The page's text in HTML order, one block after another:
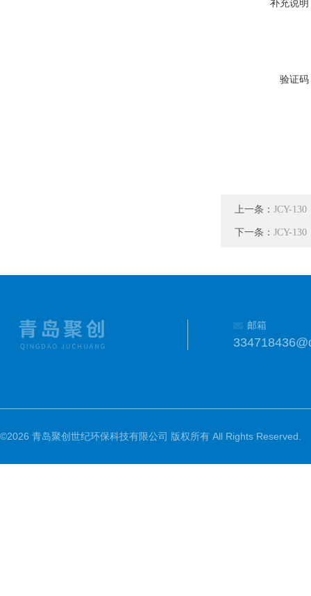
补充说明
验证码
上一条： JCY-
下一条： JCY-
邮箱
©2026 青岛聚创世纪环保科技有限公司 版权所有 All Rights Reserved.